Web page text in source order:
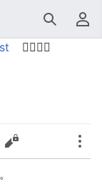
搜索
用户菜单
🙋‍♂️🙋‍♀️